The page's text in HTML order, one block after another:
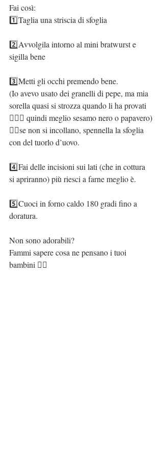
Fai così:
1️⃣Taglia una striscia di sfoglia
2️⃣Avvolgila intorno al mini bratwurst e
sigilla bene
3️⃣Metti gli occhi premendo bene.
(Io avevo usato dei granelli di pepe, ma mia
sorella quasi si strozza quando li ha provati
🤦🏻‍♀️ quindi meglio sesamo nero o papavero)
👉🏻se non si incollano, spennella la sfoglia
con del tuorlo d’uovo.
4️⃣Fai delle incisioni sui lati (che in cottura
si apriranno) più riesci a farne meglio è.
5️⃣Cuoci in forno caldo 180 gradi fino a
doratura.
Non sono adorabili?
Fammi sapere cosa ne pensano i tuoi
bambini 👇🏻